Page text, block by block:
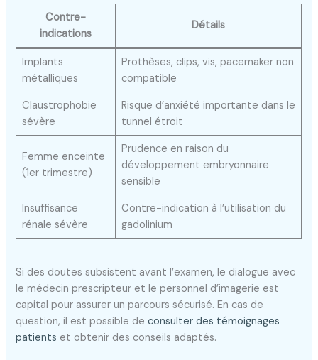
Contre-
indications
Détails
Implants
métalliques
Prothèses, clips, vis, pacemaker non
compatible
Claustrophobie
sévère
Risque d’anxiété importante dans le
tunnel étroit
Femme enceinte
(1er trimestre)
Prudence en raison du
développement embryonnaire
sensible
Insuffisance
rénale sévère
Contre-indication à l’utilisation du
gadolinium
Si des doutes subsistent avant l’examen, le dialogue avec
le médecin prescripteur et le personnel d’imagerie est
capital pour assurer un parcours sécurisé. En cas de
question, il est possible deconsulter des témoignages
patients et obtenir des conseils adaptés.